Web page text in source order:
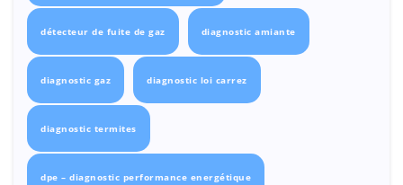
détecteur de fuite de gaz diagnostic amiante
diagnostic gaz diagnostic loi carrez
diagnostic termites
dpe – diagnostic performance energétique